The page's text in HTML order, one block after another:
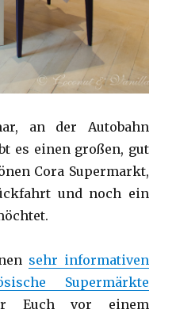
an der Autobahn
es einen großen, gut
Cora Supermarkt,
und noch ein
sehr informativen
Supermärkte
Euch vor einem